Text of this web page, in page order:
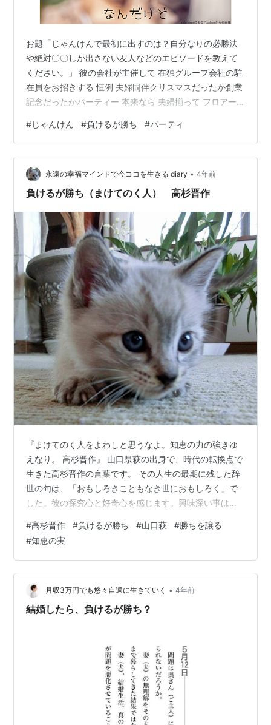
お題「じゃんけんで最初に出すのは？自分なりの必勝法
や絶対〇〇しか出さない友人などのエピソードを教えて
ください。」 彼の会社が主催して 在独グループ会社の駐
在員をお招きする 恒例 夫婦同伴クリスマスだったか創業
記念だったかパーティー 本来なら 夫婦揃って フロアー
食ブッフェ形式だったもので その上 メニューも豪華🎶だ
ったので 駐在員妻達は（って私だけ？） こんなチャンス
逃すまじと 目の前のご馳走を お皿に取っては これ幸い
壁の花と化しまして お偉いさんだとか、お客様だとかが
スピーチされている間 もくもくと食しておりました お腹
#じゃんけん #負けるが勝ち #パーティ
永遠の幸福マインドで今ココを生きる diary • 4年前
負けるが勝ち（まけてのく人） 高杉晋作
『まけてのく人をよわしと思うなよ。知恵の力の強きゆ
えなり。 高杉晋作』 山口県萩の出身で、時代の転換点で
生きた高杉晋作の言葉です。 その人生の最期に残した辞
世の句は、「おもしろきこともなき世におもしろく」で
した。彼の探究心と好奇心を感じます。興味深い事は、
イメージが溢れ出ているようです。 冒頭のフレーズは、
勝ち負けの流儀を諭しているように感じられます。 「い
のち」をかけて勝負することと、「負け」を認めて他の
道で生きていくという選択ができるのも、「知恵のチカ
ラ」が必要だと読み取れます。 愚かな戦争は、殺し合い
であり、そこには、勝者はいないのではな…
#高杉晋作 #負けるが勝ち #山口萩 #勝ちを譲る
#知恵の実
月収3万円でも悠々自適に生きていく • 4年前
結婚したら、負けるが勝ち？